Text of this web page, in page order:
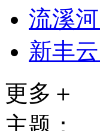
流溪
新丰
更多＋
主题：